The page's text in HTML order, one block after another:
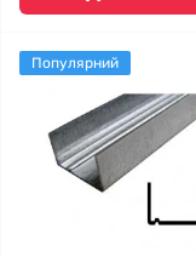
Популярний